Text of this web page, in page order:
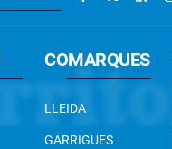
COMARQUES
LLEIDA
GARRIGUES